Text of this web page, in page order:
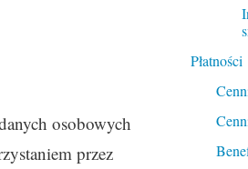
osobowych
przez
Płatności